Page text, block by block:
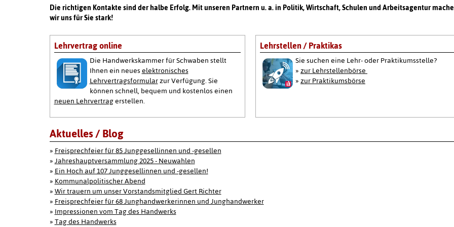
Die richtigen Kontakte sind der halbe Erfolg. Mit unseren Partnern u. a. in Politik, Wirtschaft, Schulen und Arbeitsagentur
wir uns für Sie stark!
Lehrvertrag online
Die Handwerkskammer für Schwaben stellt
Ihnen ein neueselektronisches
Lehrvertragsformularzur Verfügung. Sie
können schnell, bequem und kostenlos einen
neuen Lehrvertragerstellen.
Lehrstellen / Praktikas
Sie suchen eine Lehr- oder Praktikumsstelle?
»zur Lehrstellenbörse
»zur Praktikumsbörse
Aktuelles / Blog
»Freisprechfeier für 85 Junggesellinnen und -gesellen
»Jahreshauptversammlung 2025 - Neuwahlen
»Ein Hoch auf 107 Junggesellinnen und -gesellen!
»Kommunalpolitischer Abend
»Wir trauern um unser Vorstandsmitglied Gert Richter
»Freisprechfeier für 68 Junghandwerkerinnen und Junghandwerker
»Impressionen vom Tag des Handwerks
»Tag des Handwerks